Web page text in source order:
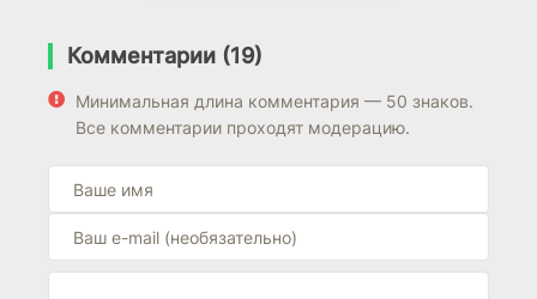
Комментарии (19)
Минимальная длина комментария — 50 знаков.
Все комментарии проходят модерацию.